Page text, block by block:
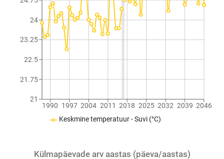
1990 1997 2004 2011 2018 2025 2032 2039 2046
21
21.75
22.5
23.25
24
Keskmine temperatuur - Suvi (°C)
Külmapäevade arv aastas (päeva/aastas)